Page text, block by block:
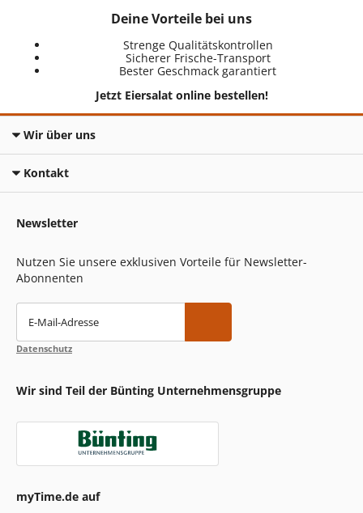
Deine Vorteile bei uns
Strenge Qualitätskontrollen
Sicherer Frische-Transport
Bester Geschmack garantiert
Jetzt Eiersalat online bestellen!
Wir über uns
Kontakt
Newsletter
Nutzen Sie unsere exklusiven Vorteile für Newsletter-
Abonnenten
E-Mail-Adresse
Datenschutz
Wir sind Teil der Bünting Unternehmensgruppe
myTime.de auf